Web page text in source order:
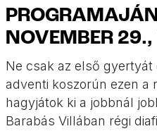
NOVEMBER
Ne csak az első
adventi koszorún ezen a
hagyjátok ki a jobbnál
Barabás Villában régi